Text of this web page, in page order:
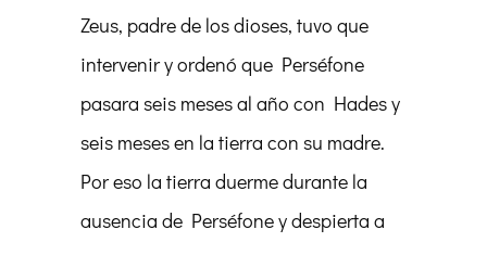
Zeus, padre de los dioses, tuvo que
intervenir y ordenó que Perséfone
pasara seis meses al año con Hades y
seis meses en la tierra con su madre.
Por eso la tierra duerme durante la
ausencia de Perséfone y despierta a